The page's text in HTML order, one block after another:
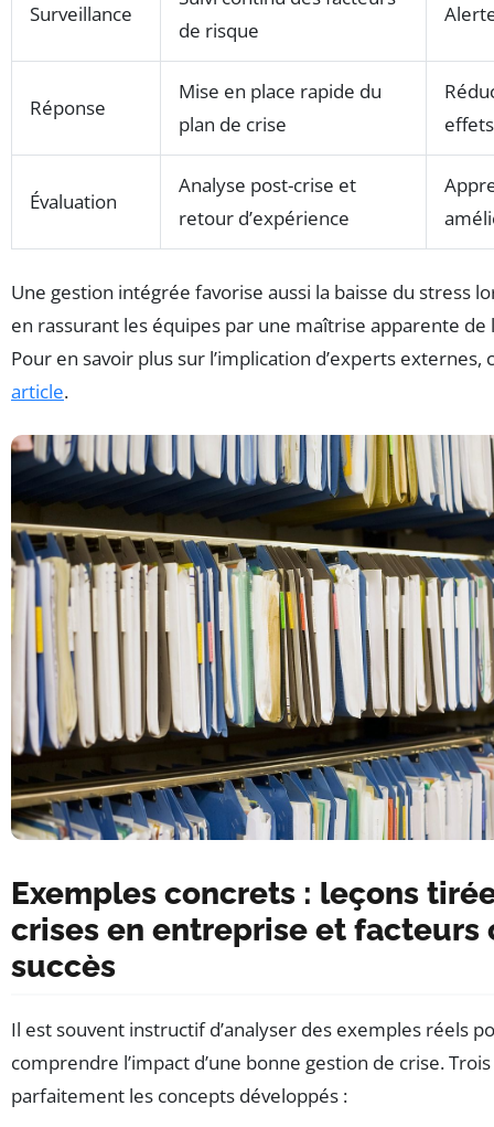
Surveillance
de risque
Réponse
Mise en place rapide du
plan de crise
Évaluation
Analyse post-crise et
retour d’expérience
Une gestion intégrée favorise aussi la baisse du stress
en rassurant les équipes par une maîtrise apparente de
Pour en savoir plus sur l’implication d’experts externes,
article.
Exemples concrets : leçons
crises en entreprise et facteurs
succès
Il est souvent instructif d’analyser des exemples réels
comprendre l’impact d’une bonne gestion de crise.
parfaitement les concepts développés :